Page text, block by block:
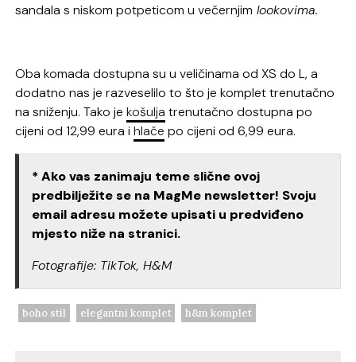
sandala s niskom potpeticom u večernjim lookovima.
Oba komada dostupna su u veličinama od XS do L, a
dodatno nas je razveselilo to što je komplet trenutačno
na sniženju. Tako jekošulja trenutačno dostupna po
cijeni od 12,99 eura ihlače po cijeni od 6,99 eura.
* Ako vas zanimaju teme slične ovoj
predbilježite se na MagMe newsletter! Svoju
email adresu možete upisati u predviđeno
mjesto niže na stranici.
Fotografije: TikTok, H&M
boho stil elegantni komplet h&m komplet